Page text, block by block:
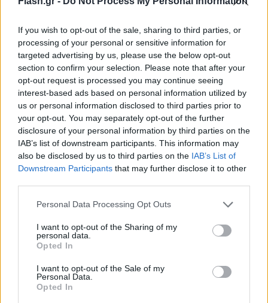
If you wish to opt-out of the sale, sharing to third parties, or
processing of your personal or sensitive information for
targeted advertising by us, please use the below opt-out
section to confirm your selection. Please note that after your
opt-out request is processed you may continue seeing
interest-based ads based on personal information utilized by
us or personal information disclosed to third parties prior to
your opt-out. You may separately opt-out of the further
disclosure of your personal information by third parties on the
IAB’s list of downstream participants. This information may
also be disclosed by us to third parties on the IAB’s List of
Downstream Participants that may further disclose it to other
Please note that this website/app uses one or more Google
not limited to your visit or usage behaviour. You may click to
grant or deny consent to Google and its third-party tags to
use your data for below specified purposes in below Google
consent section.
Personal Data Processing Opt Outs
I want to opt-out of the Sharing of my
personal data.
Opted In
I want to opt-out of the Sale of my
Personal Data.
Opted In
χρηματιστήρια
Οι αμερικανικές μετοχές έχασαν αξία 6,6
τρισεκατομμυρίων δολαρίων κατά τη διάρκεια
του διήμερου selloff, αφού ο πρόεδρος Τραμπ
ανακοίνωσε υψηλότερους δασμούς από ό,τι
περίμενε η Wall Street και η Κίνα είπε ότι θα
ταιριάξει με τους δασμούς σε αγαθά που λαμβάνει
από τις ΗΠΑ.
Οι πιο δυσοίωνες προοπτικές για την παγκόσμια
πετρελαίου, μετά από τις μεγάλες απώλειες της
περασμένης εβδομάδας. Το πετρέλαιο μπρεντ της
Βόρειας Θάλασσας κατέγραψε νωρίτερα πτώση
4,48% στα 62,64 δολάρια το βαρέλι, ενώ το
αμερικανικό αργό (WTI) έχασε 4,59% στα 59,14